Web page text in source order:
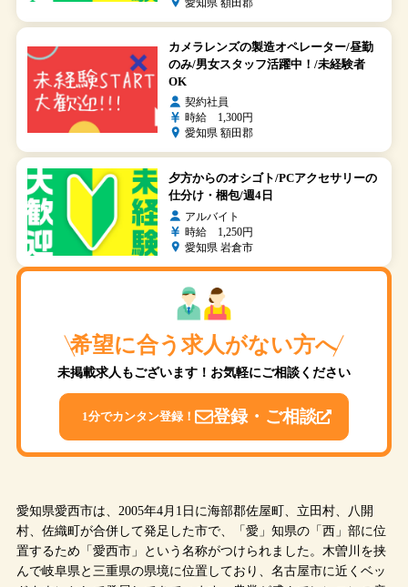
カメラレンズの製造オペレーター/昼勤
のみ/男女スタッフ活躍中！/未経験者
OK
契約社員
時給 1,300円
愛知県 額田郡
夕方からのオシゴト/PCアクセサリーの
仕分け・梱包/週4日
アルバイト
時給 1,250円
愛知県 岩倉市
希望に合う求人がない方へ
未掲載求人もございます！お気軽にご相談ください
1分でカンタン登録！ 登録・ご相談
愛知県愛西市は、2005年4月1日に海部郡佐屋町、立田村、八開
村、佐織町が合併して発足した市で、「愛」知県の「西」部に位
置するため「愛西市」という名称がつけられました。木曽川を挟
んで岐阜県と三重県の県境に位置しており、名古屋市に近くベッ